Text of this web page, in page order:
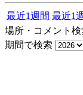
最近1週間 最近1
場所・コメント検
期間で検索